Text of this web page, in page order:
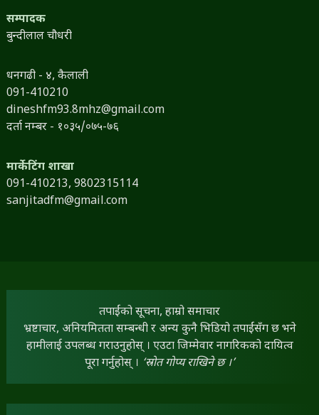
सम्पादक
बुन्दीलाल चौधरी
धनगढी - ४, कैलाली
091-410210
dineshfm93.8mhz@gmail.com
दर्ता नम्बर - १०३५/०७५-७६
मार्केटिंग शाखा
091-410213, 9802315114
sanjitadfm@gmail.com
तपाईंको सूचना, हाम्रो समाचार
भ्रष्टाचार, अनियमितता सम्बन्धी र अन्य कुनै भिडियो तपाईंसँग छ भने
हामीलाई उपलब्ध गराउनुहोस् । एउटा जिम्मेवार नागरिकको दायित्व
पूरा गर्नुहोस् । ‘स्रोत गोप्य राखिने छ ।’